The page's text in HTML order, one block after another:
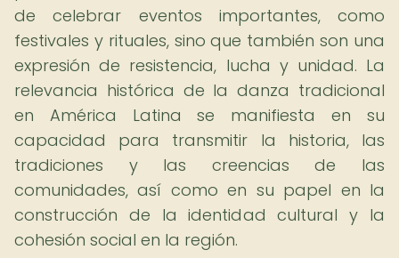
de celebrar eventos importantes, como
festivales y rituales, sino que también son una
expresión de resistencia, lucha y unidad. La
relevancia histórica de la danza tradicional
en América Latina se manifiesta en su
capacidad para transmitir la historia, las
tradiciones y las creencias de las
comunidades, así como en su papel en la
construcción de la identidad cultural y la
cohesión social en la región.